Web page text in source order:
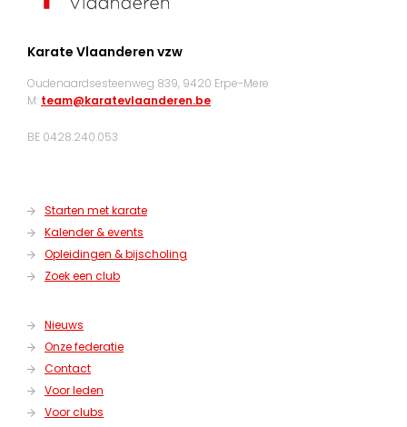
Karate Vlaanderen vzw
Oudenaardsesteenweg 839, 9420 Erpe-Mere
M: team@karatevlaanderen.be
BE 0428.240.053
Starten met karate
Kalender & events
Opleidingen & bijscholing
Zoek een club
Nieuws
Onze federatie
Contact
Voor leden
Voor clubs